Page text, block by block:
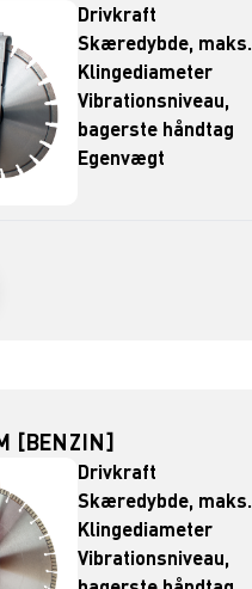
Drivkraft
Skæredybde, maks.
Klingediameter
Vibrationsniveau,
bagerste håndtag
Egenvægt
[BENZIN]
Drivkraft
Skæredybde, maks.
Klingediameter
Vibrationsniveau,